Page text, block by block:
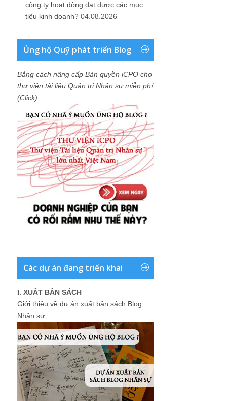
công ty hoạt động đạt được các mục
tiêu kinh doanh? 04.08.2026
Ủng hộ Quỹ phát triển Blog
Bằng cách nâng cấp Bản quyền iCPO cho
thư viện tài liệu Quản trị Nhân sự miễn phí
(Click)
Các dự án đang triển khai
I. XUẤT BẢN SÁCH
Giới thiệu về dự án xuất bản sách Blog
Nhân sự